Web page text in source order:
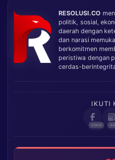
RESOLUSI.CO
politik, sosial,
daerah dengan
dan narasi
berkomitmen
peristiwa dengan
cerdas-
IKUTI